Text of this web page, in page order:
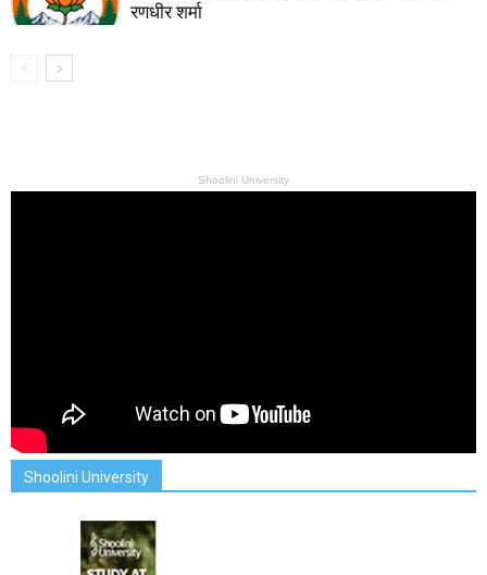
रणधीर शर्मा
Shoolini University
Shoolini University